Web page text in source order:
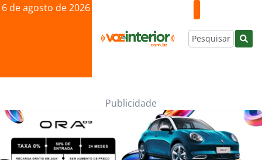
6 de agosto de 2026
Publicidade